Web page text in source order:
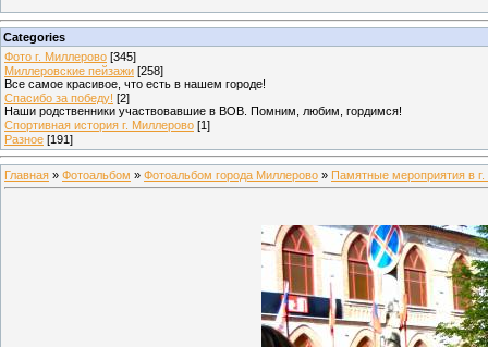
Categories
Фото г. Миллерово [345]
Миллеровские пейзажи [258]
Все самое красивое, что есть в нашем городе!
Спасибо за победу! [2]
Наши родственники участвовавшие в ВОВ. Помним, любим, гордимся!
Спортивная история г. Миллерово [1]
Разное [191]
Главная » Фотоальбом » Фотоальбом города Миллерово » Памятные мероприятия в